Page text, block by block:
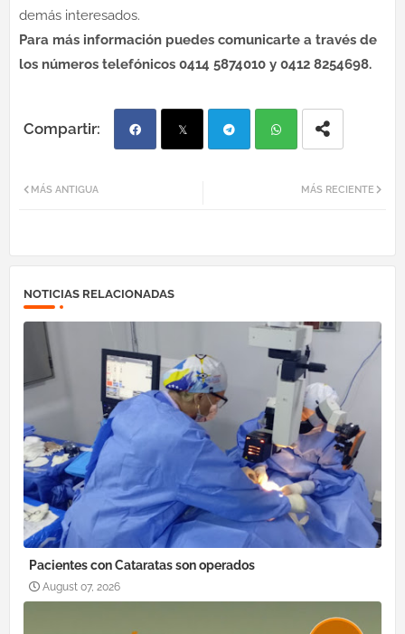
demás interesados.
Para más información puedes comunicarte a través de
los números telefónicos 0414 5874010 y 0412 8254698.
MÁS RECIENTE
MÁS ANTIGUA
NOTICIAS RELACIONADAS
Pacientes con Cataratas son operados
August 07, 2026